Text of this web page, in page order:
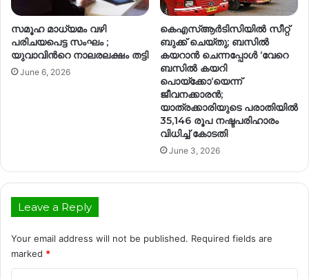
സമൂഹ മാധ്യമം വഴി
പരിചയപെട്ട സംഘം ;
യുവാവിന്‍റെ നാലരലക്ഷം തട്ടി
June 6, 2026
കെഎസ്ആർടിസിയിൽ സീറ്റ്
ബുക്ക് ചെയ്തു; ബസിൽ
കയറാൻ ചെന്നപ്പോൾ ‘വേറെ
ബസിൽ കയറി
പൊയ്ക്കോ‘യെന്ന്
ജീവനക്കാരൻ;
യാത്രക്കാരിയുടെ പരാതിയിൽ
35,146 രൂപ നഷ്ടപരിഹാരം
വിധിച്ച് കോടതി
June 3, 2026
Leave a Reply
Your email address will not be published. Required fields are
marked *